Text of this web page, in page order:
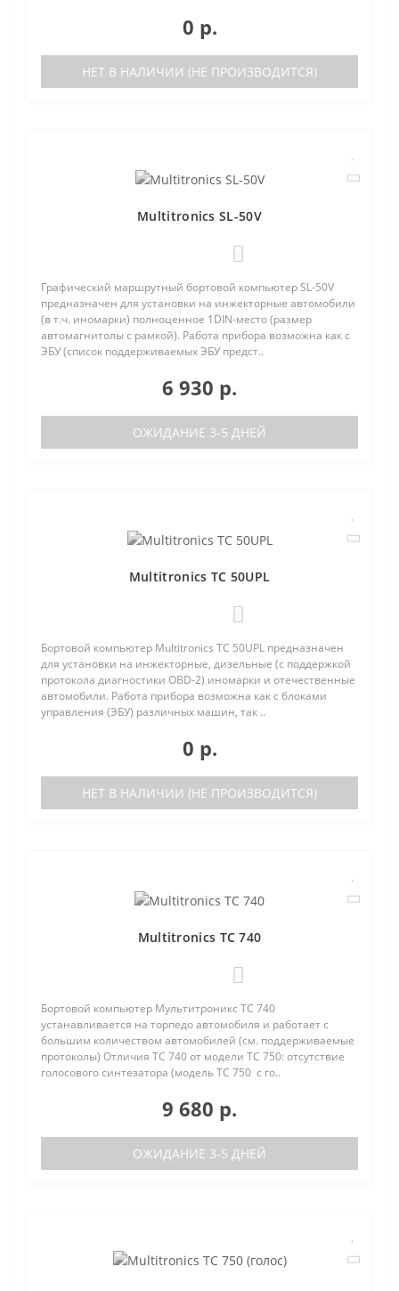
0 р.
НЕТ В НАЛИЧИИ (НЕ ПРОИЗВОДИТСЯ)
Multitronics SL-50V
Графический маршрутный бортовой компьютер SL-50V
предназначен для установки на инжекторные автомобили
(в т.ч. иномарки) полноценное 1DIN-место (размер
автомагнитолы с рамкой). Работа прибора возможна как с
ЭБУ (список поддерживаемых ЭБУ предст..
6 930 р.
ОЖИДАНИЕ 3-5 ДНЕЙ
Multitronics TC 50UPL
Бортовой компьютер Multitronics TC 50UPL предназначен
для установки на инжекторные, дизельные (с поддержкой
протокола диагностики OBD-2) иномарки и отечественные
автомобили. Работа прибора возможна как с блоками
управления (ЭБУ) различных машин, так ..
0 р.
НЕТ В НАЛИЧИИ (НЕ ПРОИЗВОДИТСЯ)
Multitronics TC 740
Бортовой компьютер Мультитроникс TC 740
устанавливается на торпедо автомобиля и работает с
большим количеством автомобилей (см. поддерживаемые
протоколы) Отличия TC 740 от модели TC 750: отсутствие
голосового синтезатора (модель TC 750 с го..
9 680 р.
ОЖИДАНИЕ 3-5 ДНЕЙ